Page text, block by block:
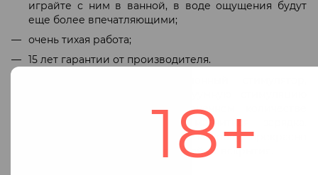
18+
играйте с ним в ванной, в воде ощущения будут
еще более впечатляющими;
очень тихая работа;
15 лет гарантии от производителя.
вместе с вибрацией в бесконечном количестве
режимов! В комплекте — магнитная зарядка.
Сатисфаер упакован в плотную коробку, прекрасно
подходящую для подарка, с защитой от вскрытия.